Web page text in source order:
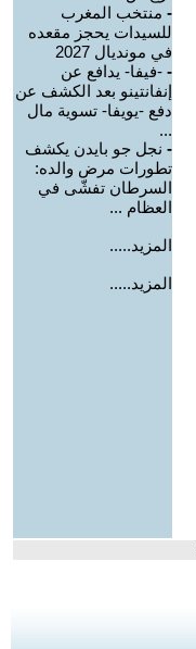
- منتخب المغرب
للسيدات يحجز مقعده
في مونديال 2027
- -فيفا- يدافع عن
إنفانتينو بعد الكشف عن
دفع -يويفا- تسوية مال
...
- نجل جو بايدن يكشف
تطورات مرض والده:
السرطان تفشّى في
العظام ...
المزيد.....
المزيد.....